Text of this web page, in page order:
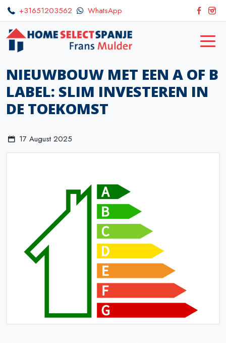
+31651203562 WhatsApp
NIEUWBOUW MET EEN A OF B
LABEL: SLIM INVESTEREN IN
DE TOEKOMST
17 August 2025